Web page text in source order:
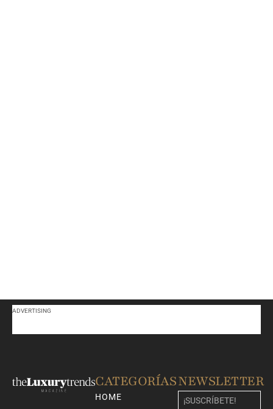
ADVERTISING
CATEGORÍAS
HOME
NEWSLETTER